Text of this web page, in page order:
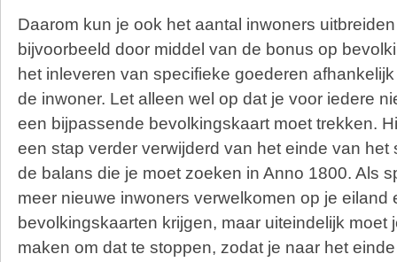
Daarom kun je ook het aantal inwoners
bijvoorbeeld door middel van de bonus op
het inleveren van specifieke goederen
de inwoner. Let alleen wel op dat je voor iedere
een bijpassende bevolkingskaart moet trekken.
een stap verder verwijderd van het einde van het
de balans die je moet zoeken in Anno 1800. Als
meer nieuwe inwoners verwelkomen op je eiland
bevolkingskaarten krijgen, maar uiteindelijk moet
maken om dat te stoppen, zodat je naar het